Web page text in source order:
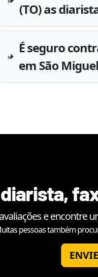
(TO) as
É seguro
em São
e encontre
pessoas também